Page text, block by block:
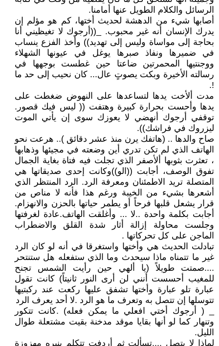
الرسائل والكلام الطويل عنها أمامنا.
أصابها شيء من الدهشة لحديث أختها، كم هو مؤلم إن
يدرك الإنسان أنه غير محبوب. _((أرجوك لا تغيظيني أنا
بحاجة إلى مواساة وليس إلى تهديد)) وأخذ الفزع ينساب
في ضميرها ونفاذ صبرها يوغل في عيونها الشهلاء
ووجنتيها المحمرتين ضاعتا حين غطست بوجهها في
رسالته الأخيرة وبكت يصوتٍ عال... كان نحيب إلى حد ما
!.
مدت ألأخت يدها لتساعدها على النهوض ضغطت على
يدها وأحست بحرارة كبيرة وهتفت (( ليس فيك قصور.
توقفي أرجوك أنهضي لا يعوزك سوى إن يأتي الموت
ليزروك في فراشك)).
صاح والدها .. (هاتفك يرن منذ عشر دقائق ).. هرعت نحو
الهاتف الذي لم تكن تدري أين وضعته في مجيئها وذهابها
، تعثرت بثوبها ألأصفر الذي تجلت فيه فتاة بغاية الجمال
تفوق الوصف، أجابت ((الو))وكانت إحدى صديقاتها هي
المتصلة تريد الاطمئنان ومعرفة الرد. الرد المنتظر الذي
أشعرها بشيء من الخيبة ورغم هذا فأنه لا مناص من
قرار يشعل قلبها فرحاً أو يطمر حياتها بالحزن والانهزام.
أجابت بكلمة واحدة ..لا ... وأغلقت الهاتف.عادة لغرفتها
وجلست محاولة إزالة أثار شدة القلق والاضطراب
الماجن على كل تحركاتها .
تبادلت الحديث هي وأختها واستغرقا في أنه لو كان الرد
غير ما تتمناه ماذا سيحدث وما الذي ستفعله هل ستنتحر
....صمتت طويلاً (يا ألهي حين رأيت الشمس تجنح
للمغيب أحسست أنني لن أرى النور ثانيتاً) كانت تقول
عبارة تلو عبارة وأختها تشفق عليها ركعت عند ركبتيها
تتوسلها إن تتصل به وتعرف ما هو الرد .لا أحد يعرف الرد
_ ( أرجوك أختي افعلي ما يمكن فعله) .كانت تتكور
وتنهار كما لو أنها بقايا موقد مدخنة بقيت مشتعلة طوال
الليل.
لماذا لا يتصل ....تسألت ثم أردفت تتكلم بنبره مهزوزة